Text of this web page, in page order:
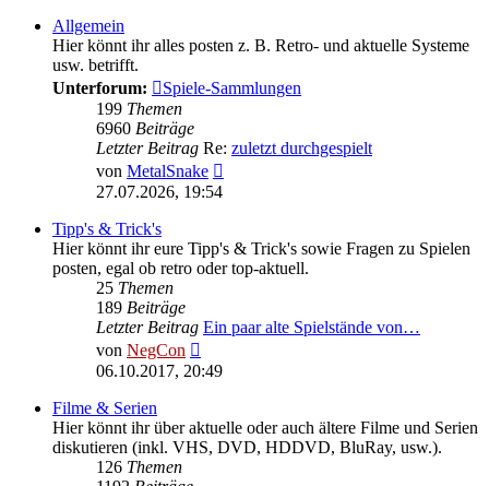
Allgemein
Hier könnt ihr alles posten z. B. Retro- und aktuelle Systeme
usw. betrifft.
Unterforum:
Spiele-Sammlungen
199 Themen
6960 Beiträge
Letzter Beitrag Re: zuletzt durchgespielt
von MetalSnake
27.07.2026, 19:54
Tipp's & Trick's
Hier könnt ihr eure Tipp's & Trick's sowie Fragen zu Spielen
posten, egal ob retro oder top-aktuell.
25 Themen
189 Beiträge
Letzter Beitrag Ein paar alte Spielstände von…
von NegCon
Beitrag
06.10.2017, 20:49
Filme & Serien
Hier könnt ihr über aktuelle oder auch ältere Filme und Serien
diskutieren (inkl. VHS, DVD, HDDVD, BluRay, usw.).
126 Themen